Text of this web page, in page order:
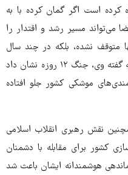
کرده است اگر گمان کرده با به
می‌تواند مسیر رشد و اقتدار را
متوقف نشده، بلکه در چند سال
اخیر پیشرفت چشمگیری داشته است. به گفته وی، جنگ ۱۲ روزه نشان داد
موشکی کشور جلو افتاده
نقش رهبری انقلاب اسلامی
کشور برای مقابله با دشمنان
هوشمندانه ایشان باعث شد